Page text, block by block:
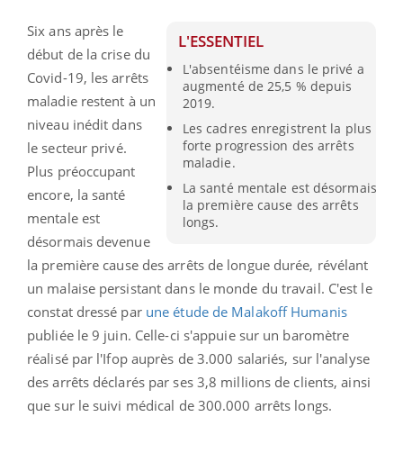
L'ESSENTIEL
L'absentéisme dans le privé a
augmenté de 25,5 % depuis
2019.
Les cadres enregistrent la plus
forte progression des arrêts
maladie.
La santé mentale est désormais
la première cause des arrêts
longs.
Six ans après le
début de la crise du
Covid-19, les arrêts
maladie restent à un
niveau inédit dans
le secteur privé.
Plus préoccupant
encore, la santé
mentale est
désormais devenue
la première cause des arrêts de longue durée, révélant
un malaise persistant dans le monde du travail. C'est le
constat dressé par une étude de Malakoff Humanis
publiée le 9 juin. Celle-ci s'appuie sur un baromètre
réalisé par l'Ifop auprès de 3.000 salariés, sur l'analyse
des arrêts déclarés par ses 3,8 millions de clients, ainsi
que sur le suivi médical de 300.000 arrêts longs.